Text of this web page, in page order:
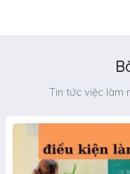
Tin tức việc làm